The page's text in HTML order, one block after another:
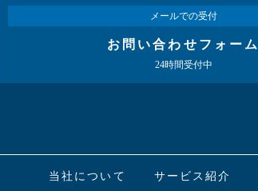
メールでの受付
お問い合わせフォーム
24時間受付中
当社について サービス紹介